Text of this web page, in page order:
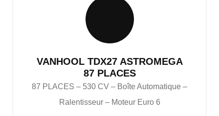
VANHOOL TDX27 ASTROMEGA
87 PLACES
87 PLACES – 530 CV – Boîte Automatique –
Ralentisseur – Moteur Euro 6